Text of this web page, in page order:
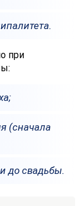
при
(сначала
до свадьбы.